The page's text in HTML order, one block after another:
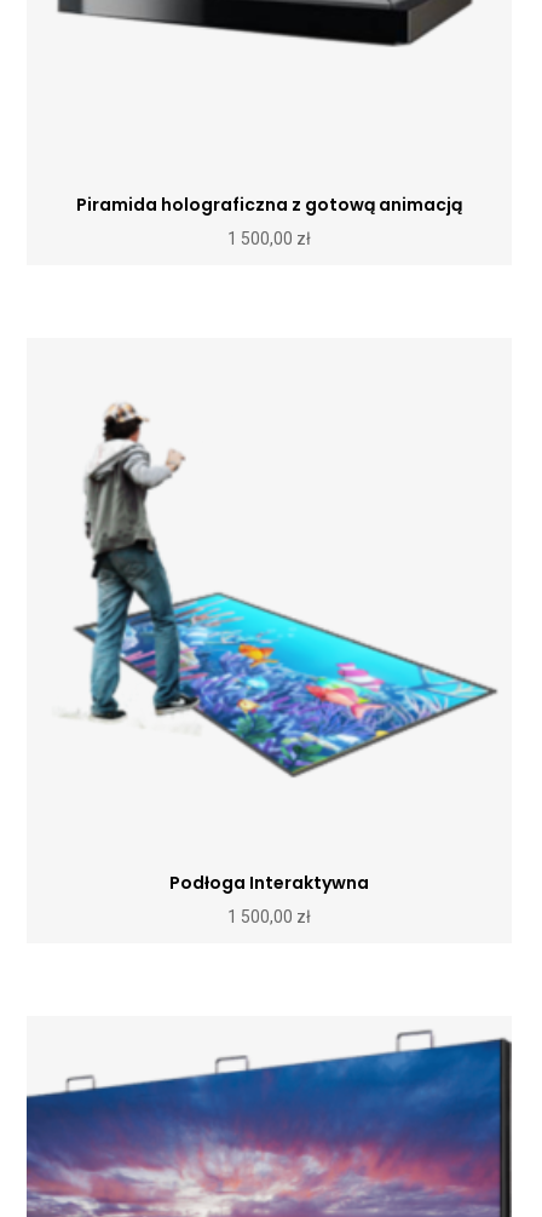
Piramida holograficzna z gotową animacją
1 500,00 zł
Podłoga Interaktywna
1 500,00 zł